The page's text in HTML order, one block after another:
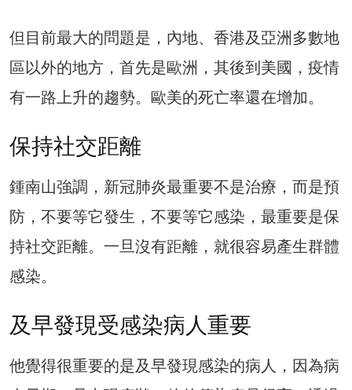
但目前最大的問題是，內地、香港及亞洲多數地
區以外的地方，首先是歐洲，其後到美國，疫情
有一路上升的趨勢。歐美的死亡率還在增加。
保持社交距離
鍾南山強調，新冠肺炎最重要不是治療，而是預
防，不要等它發生，不要等它感染，最重要是保
持社交距離。一旦沒有距離，就很容易產生群體
感染。
及早發現受感染病人重要
他覺得很重要的是及早發現感染的病人，因為病